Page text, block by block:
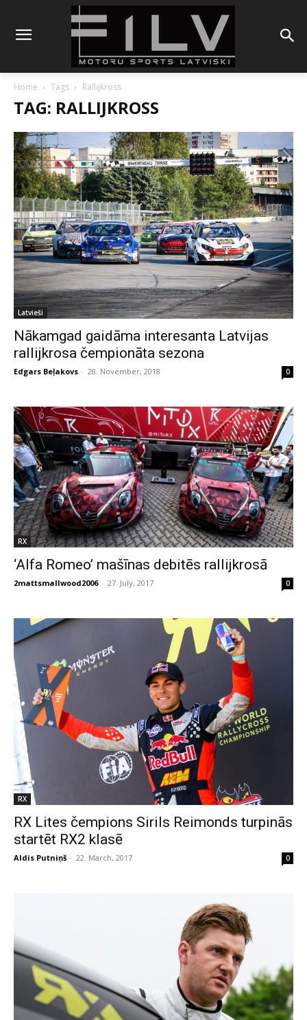
Home Tags Rallijkross
TAG: RALLIJKROSS
Latvieši
Nākamgad gaidāma interesanta Latvijas
rallijkrosa čempionāta sezona
Edgars Beļakovs - 28. November, 2018 0
RX
‘Alfa Romeo’ mašīnas debitēs rallijkrosā
2mattsmallwood2006 - 27. July, 2017 0
RX
RX Lites čempions Sirils Reimonds turpinās
startēt RX2 klasē
Aldis Putniņš - 22. March, 2017 0